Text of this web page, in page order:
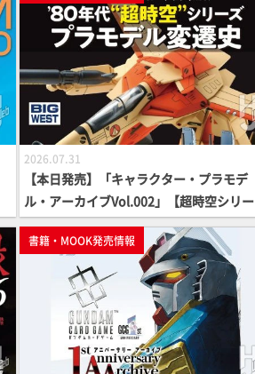
2026.07.31
【本日発売】「キャラクター・プラモデ
ル・アーカイブVol.002」【超時空シリー
ズ】
書籍・MOOK発売情報